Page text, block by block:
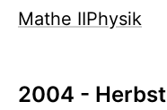
Mathe IIPhysik
2004 - Herbst